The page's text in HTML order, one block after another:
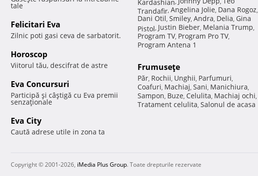
tale
Felicitari Eva
Zilnic poti gasi ceva de sarbatorit.
Horoscop
Viitorul tău, descifrat de astre
Eva Concursuri
Participă şi câştigă cu Eva premii
senzaţionale
Eva City
Caută adrese utile in zona ta
Trandafir, Angelina Jolie, Dana Rogoz,
Dani Otil, Smiley, Andra, Delia, Gina
Pistol, Justin Bieber, Melania Trump,
Program TV, Program Pro TV,
Program Antena 1
Frumuseţe
Păr, Rochii, Unghii, Parfumuri,
Coafuri, Machiaj, Sani, Manichiura,
Sampon, Buze, Celulita, Machiaj ochi,
Tratament celulita, Salonul de acasa
Copyright © 2001-2026, iMedia Plus Group. Toate drepturile rezervate